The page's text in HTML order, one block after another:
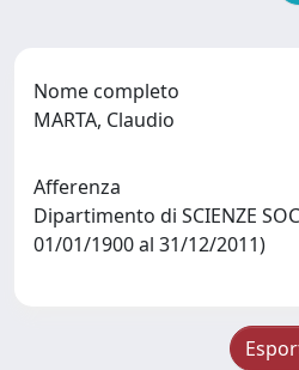
Nome completo
MARTA, Claudio
Afferenza
Dipartimento di SCIENZE
01/01/1900 al 31/12/2011)